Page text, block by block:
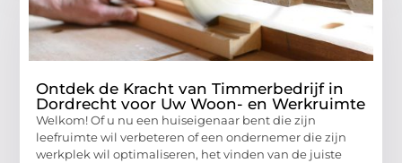
Ontdek de Kracht van Timmerbedrijf in
Dordrecht voor Uw Woon- en Werkruimte
Welkom! Of u nu een huiseigenaar bent die zijn
leefruimte wil verbeteren of een ondernemer die zijn
werkplek wil optimaliseren, het vinden van de juiste